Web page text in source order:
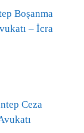
Boşanma
– İcra
Ceza